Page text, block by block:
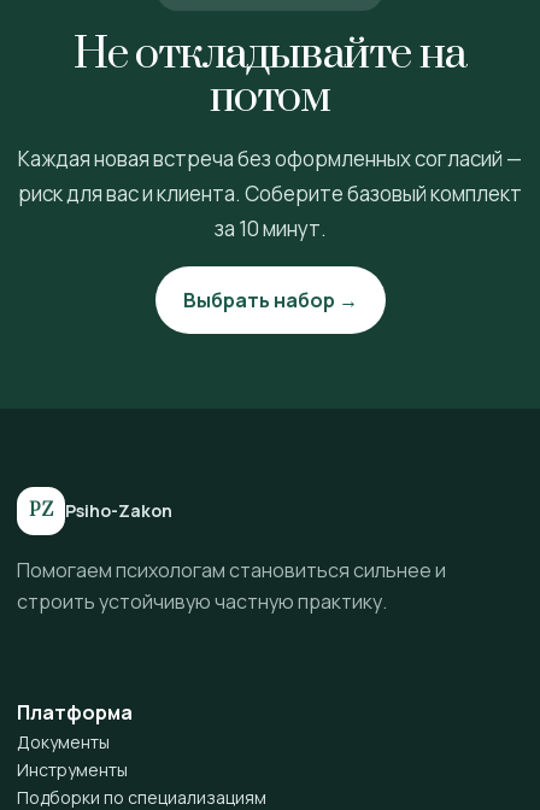
Не откладывайте на
потом
Каждая новая встреча без оформленных согласий —
риск для вас и клиента. Соберите базовый комплект
за 10 минут.
Выбрать набор →
PZ Psiho-Zakon
Помогаем психологам становиться сильнее и
строить устойчивую частную практику.
Платформа
Документы
Инструменты
Подборки по специализациям